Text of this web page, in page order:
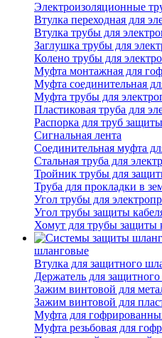
Электроизоляционные
Втулка переходная для
Втулка трубы для
Заглушка трубы для
Колено трубы для
Муфта монтажная для
Муфта соединительная
Муфта трубы для
Пластиковая труба для
Распорка для труб
Сигнальная лента
Соединительная муфта
Стальная труба для
Тройник трубы для
Труба для прокладки в
Угол трубы для
Угол трубы защиты
Хомут для трубы защиты
шланговые
Втулка для защитного
Держатель для
Зажим винтовой для
Зажим винтовой для
Муфта для
Муфта резьбовая для